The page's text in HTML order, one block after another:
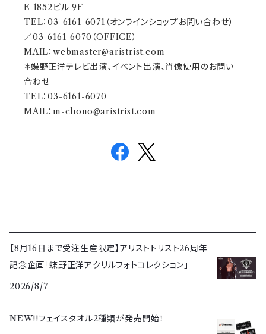
E 1852ビル 9F
TEL：03-6161-6071（オンラインショップお問い合わせ）
／03-6161-6070（OFFICE）
MAIL： webmaster@aristrist.com
＊蝶野正洋テレビ出演、イベント出演、肖像使用のお問い
合わせ
TEL：03-6161-6070
MAIL： m-chono@aristrist.com
【8月16日まで受注生産限定】アリストトリスト26周年
記念企画「蝶野正洋アクリルフォトコレクション」
2026/8/7
NEW!!フェイスタオル2種類が発売開始！